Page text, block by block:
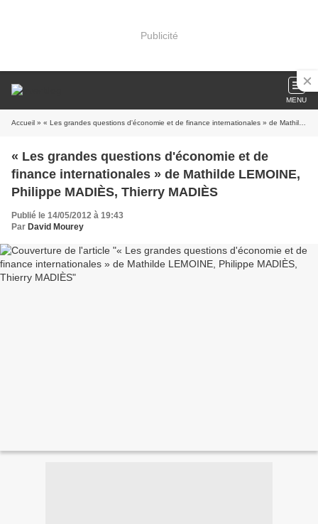
Publicité
MENU
Accueil » « Les grandes questions d'économie et de finance internationales » de Mathilde LEMOINE, Philippe MADIÈS, Thierry MADIÈS
« Les grandes questions d'économie et de
finance internationales » de Mathilde LEMOINE,
Philippe MADIÈS, Thierry MADIÈS
Publié le 14/05/2012 à 19:43
Par David Mourey